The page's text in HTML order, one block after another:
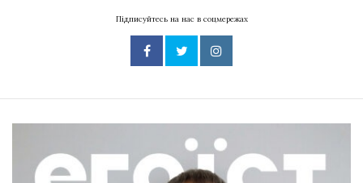
Підписуйтесь на нас в соцмережах